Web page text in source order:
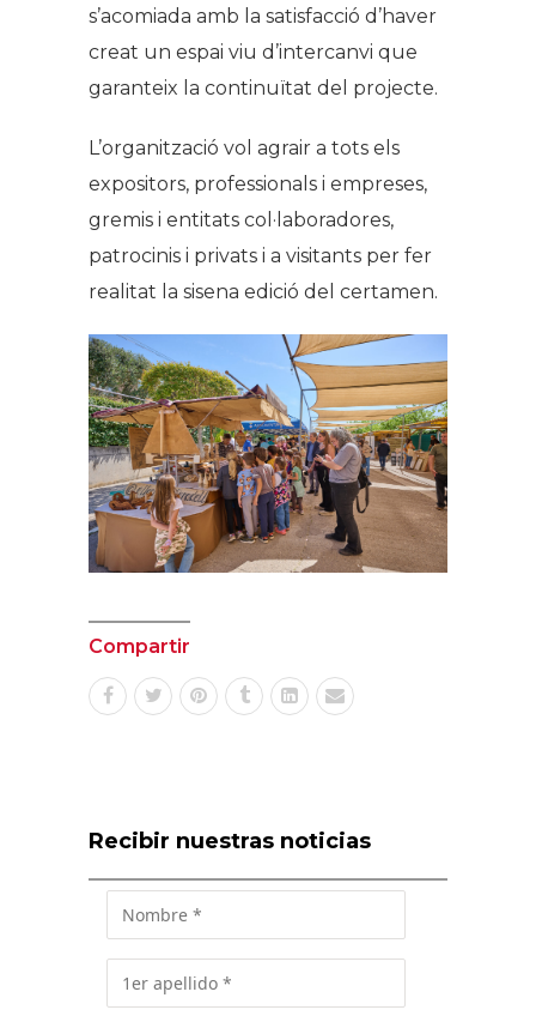
s’acomiada amb la satisfacció d’haver
creat un espai viu d’intercanvi que
garanteix la continuïtat del projecte.
L’organització vol agrair a tots els
expositors, professionals i empreses,
gremis i entitats col·laboradores,
patrocinis i privats i a visitants per fer
realitat la sisena edició del certamen.
Compartir
Recibir nuestras noticias